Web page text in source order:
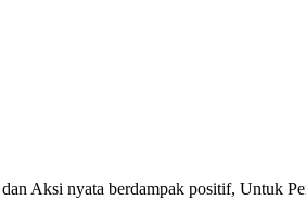
Aksi nyata berdampak positif, Untuk